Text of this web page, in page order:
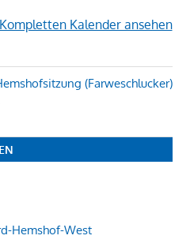
Kompletten Kalender ansehen
(Farweschlucker)
Hemshof-West